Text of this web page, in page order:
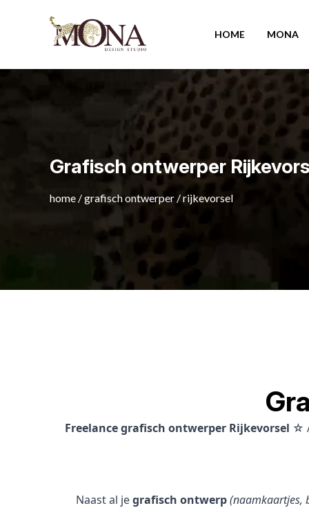
HOME MONA
Grafisch ontwerper
home /grafisch ontwerper /rijkevorsel
Freelance grafisch ontwerper Rijkevorsel ☆
Naast al jegrafisch ontwerp(naamkaartjes,